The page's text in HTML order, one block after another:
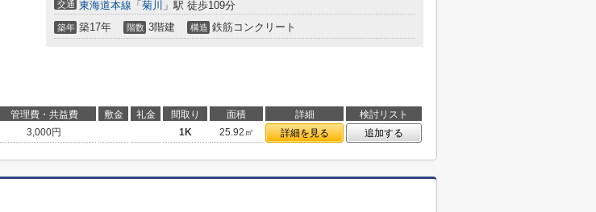
交通 東海道本線 「 菊川 」駅 徒歩109分
築年 築17年 階数 3階建 構造 鉄筋コンクリート
管理費・共益費 敷金 礼金 間取り 面積 詳細
検討リスト
3,000円 1K 25.92㎡ 詳細を見る 追加する